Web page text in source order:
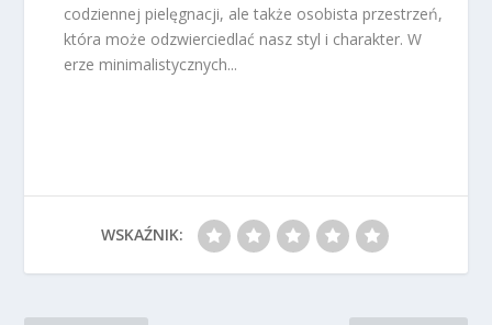
codziennej pielęgnacji, ale także osobista przestrzeń,
która może odzwierciedlać nasz styl i charakter. W
erze minimalistycznych...
WSKAŹNIK: